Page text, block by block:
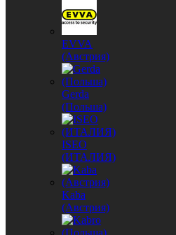
EVVA
(Австрия)
Gerda
(Польша)
ISEO
(ИТАЛИЯ)
Kaba
(Австрия)